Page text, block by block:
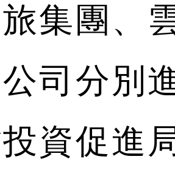
集團、
司分別
資促進